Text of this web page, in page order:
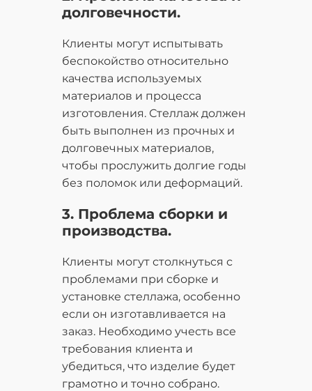
долговечности.
Клиенты могут испытывать
беспокойство относительно
качества используемых
материалов и процесса
изготовления. Стеллаж должен
быть выполнен из прочных и
долговечных материалов,
чтобы прослужить долгие годы
без поломок или деформаций.
3. Проблема сборки и
производства.
Клиенты могут столкнуться с
проблемами при сборке и
установке стеллажа, особенно
если он изготавливается на
заказ. Необходимо учесть все
требования клиента и
убедиться, что изделие будет
грамотно и точно собрано.